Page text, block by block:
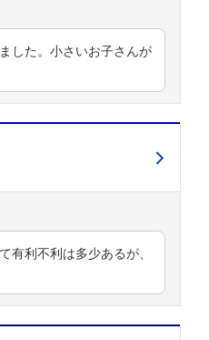
した。小さいお子さんが
利不利は多少あるが、